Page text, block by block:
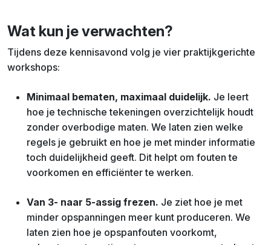
Wat kun je verwachten?
Tijdens deze kennisavond volg je vier praktijkgerichte
workshops:
Minimaal bematen, maximaal duidelijk. Je leert
hoe je technische tekeningen overzichtelijk houdt
zonder overbodige maten. We laten zien welke
regels je gebruikt en hoe je met minder informatie
toch duidelijkheid geeft. Dit helpt om fouten te
voorkomen en efficiënter te werken.
Van 3- naar 5-assig frezen. Je ziet hoe je met
minder opspanningen meer kunt produceren. We
laten zien hoe je opspanfouten voorkomt,